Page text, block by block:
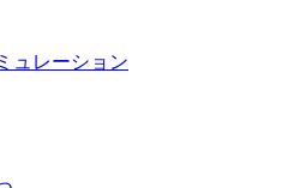
ュレーション